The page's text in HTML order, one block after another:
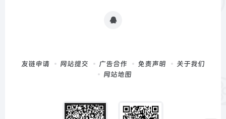
友链申请 网站提交 广告合作 免责声明
关于我们
网站地图